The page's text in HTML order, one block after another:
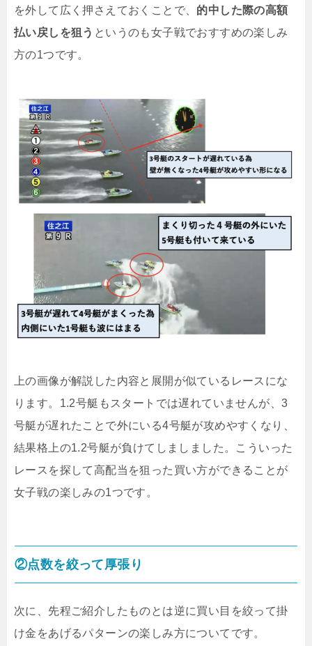
を外して広く押さえておくことで、 的中した際の高額
払い戻しを狙う というのも女子戦でおすすめの楽しみ
方の1つです。
上の画像が解説した内容と展開が似ているレースにな
ります。1.2号艇もスタートでは遅れていませんが、3
号艇が遅れたことで外にいる4号艇が攻めやすくなり、
結果格上の1.2号艇が負けてしましました。こういった
レースを探して高配当を狙った買い方ができることが
女子戦の楽しみの1つです。
②点数を絞って厚張り
次に、先程ご紹介したものとは逆に買い目を絞って掛
け金をあげるパターンの楽しみ方についてです。